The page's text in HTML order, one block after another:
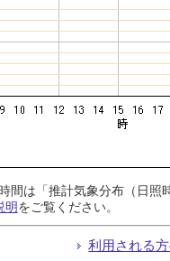
間は「推計気象分布（日
明をご覧ください。
利用される